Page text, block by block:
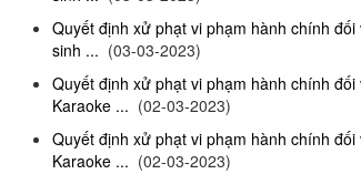
Quyết định xử phạt vi phạm hành chính
sinh ... (03-03-2023)
Quyết định xử phạt vi phạm hành chính
Karaoke ... (02-03-2023)
Quyết định xử phạt vi phạm hành chính
Karaoke ... (02-03-2023)